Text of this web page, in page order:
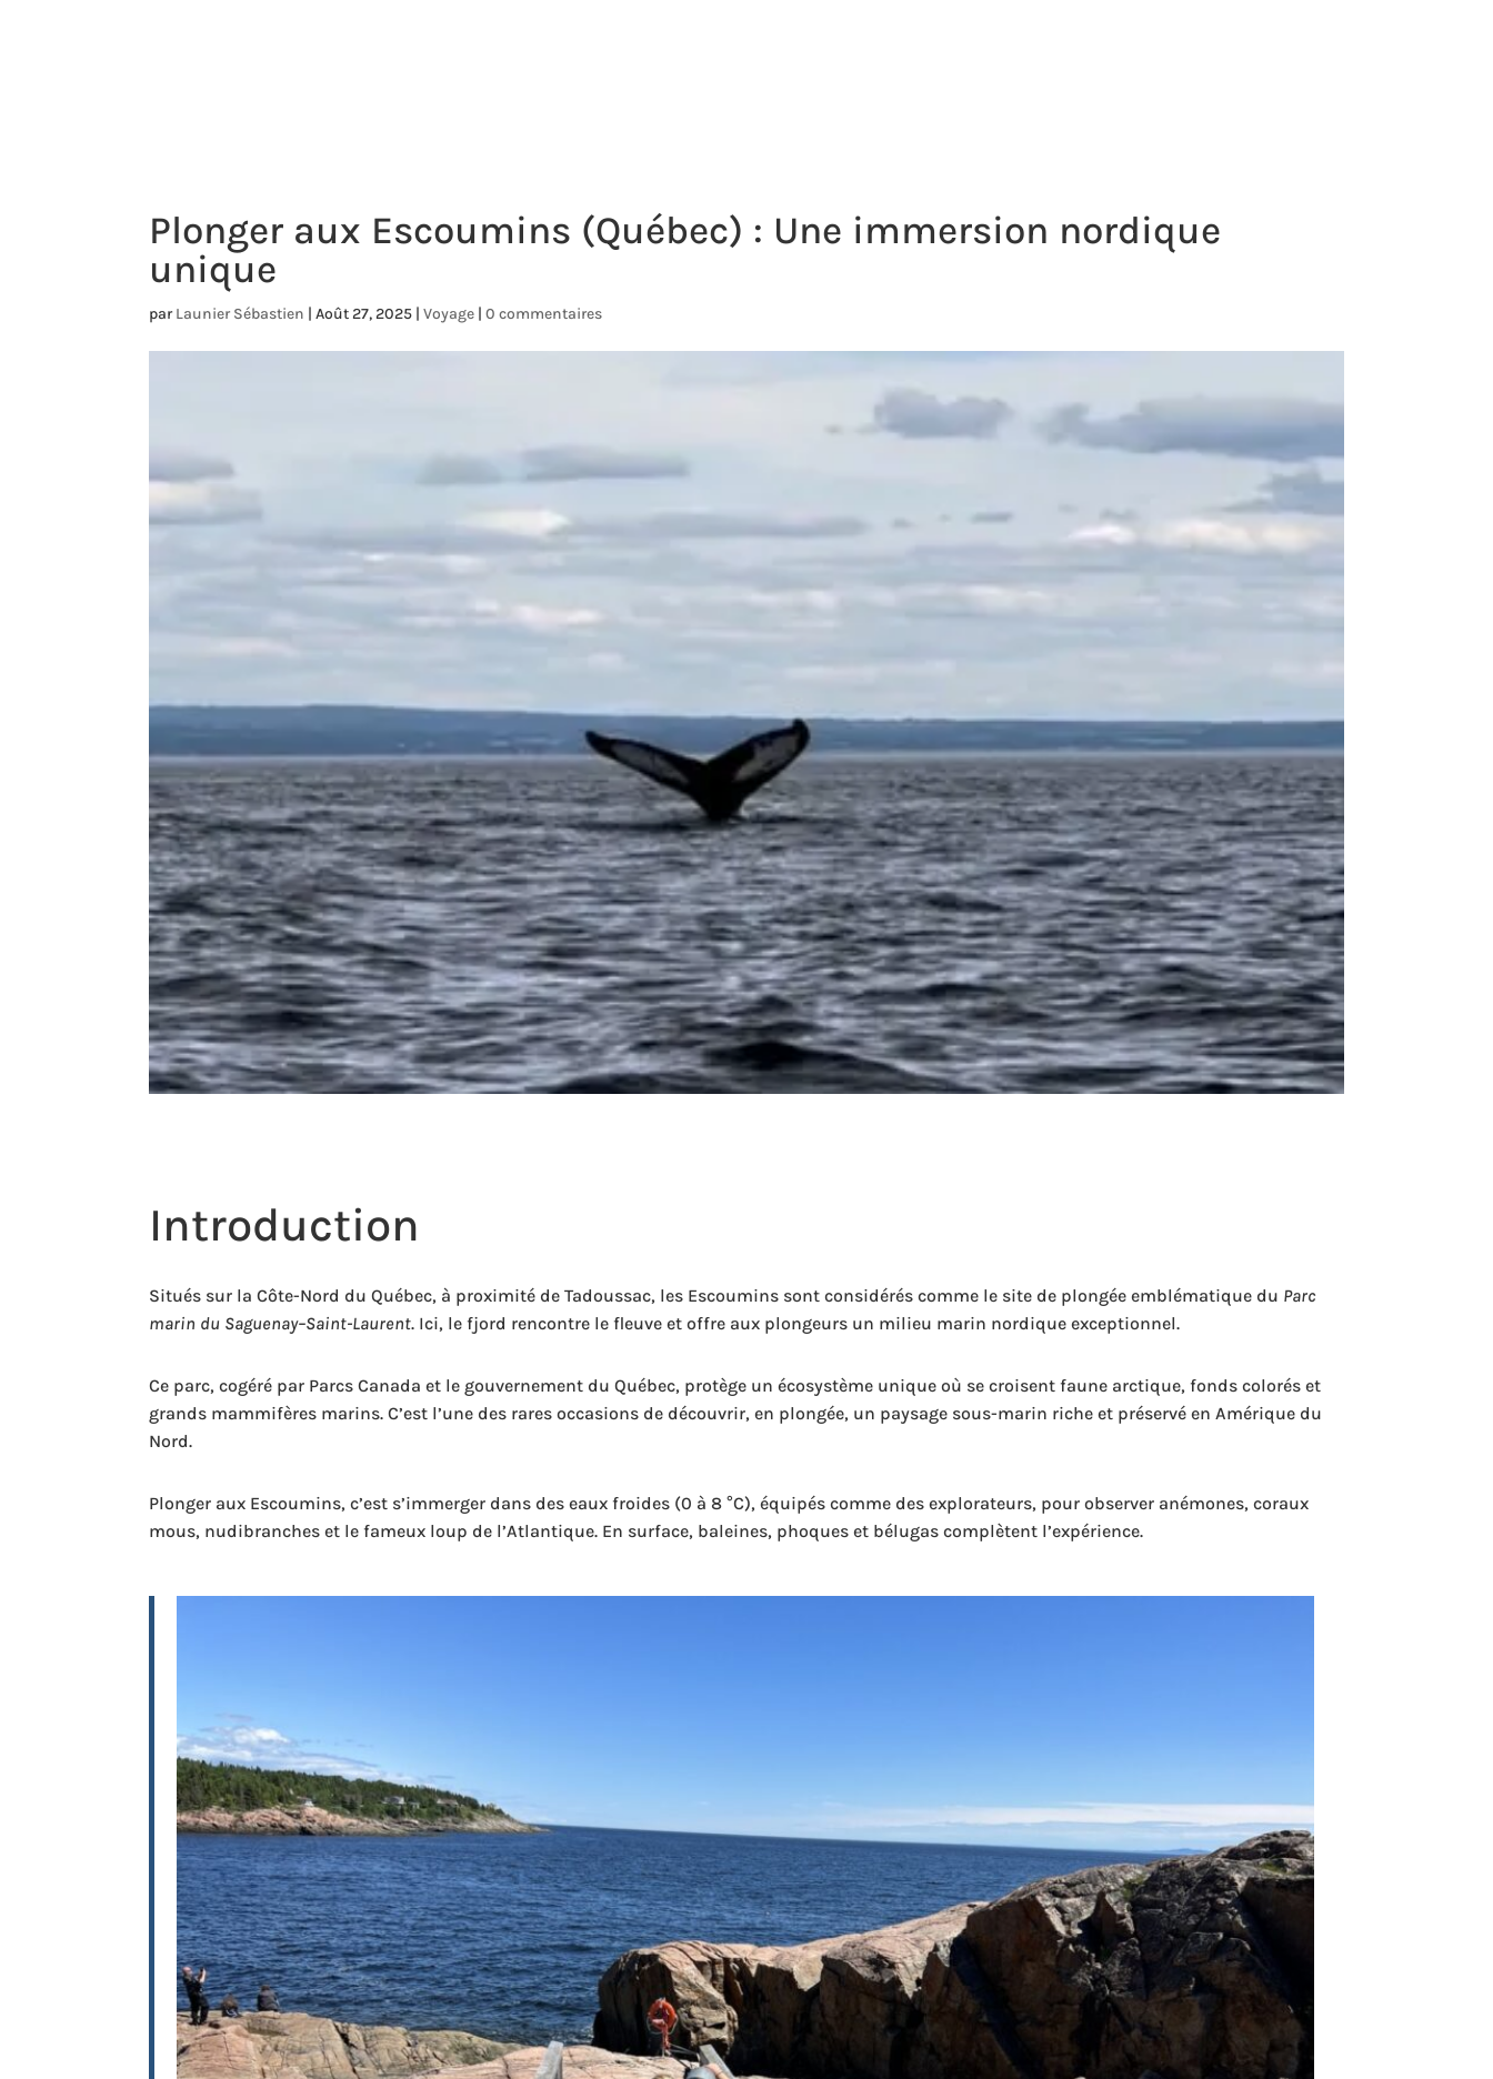
Plonger aux Escoumins (Québec) : Une immersion nordique
unique
parLaunier Sébastien |Août 27, 2025 |Voyage |0 commentaires
Introduction
Situés sur la Côte-Nord du Québec, à proximité de Tadoussac, les Escoumins sont considérés comme le site de plongée emblématique du Parc
marin du Saguenay–Saint-Laurent. Ici, le fjord rencontre le fleuve et offre aux plongeurs un milieu marin nordique exceptionnel.
Ce parc, cogéré par Parcs Canada et le gouvernement du Québec, protège un écosystème unique où se croisent faune arctique, fonds colorés et
grands mammifères marins. C’est l’une des rares occasions de découvrir, en plongée, un paysage sous-marin riche et préservé en Amérique du
Nord.
Plonger aux Escoumins, c’est s’immerger dans des eaux froides (0 à 8 °C), équipés comme des explorateurs, pour observer anémones, coraux
mous, nudibranches et le fameux loup de l’Atlantique. En surface, baleines, phoques et bélugas complètent l’expérience.